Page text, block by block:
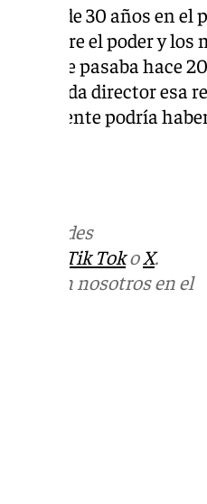
de más de 30 años en
entre el poder y
a lo que pasaba hace
y cada director esa
difícilmente podría
en las redes
Tik TokoX.
con nosotros en el